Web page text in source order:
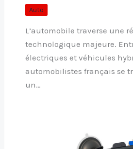
Auto
L’automobile traverse une
technologique majeure.
électriques et véhicules
automobilistes français se
un…